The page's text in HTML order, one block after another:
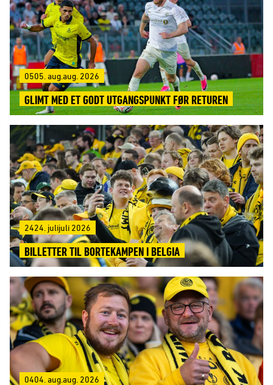
0505. aug.aug. 2026
GLIMT MED ET GODT UTGANGSPUNKT FØR RETUREN
2424. julijuli 2026
BILLETTER TIL BORTEKAMPEN I BELGIA
0404. aug.aug. 2026